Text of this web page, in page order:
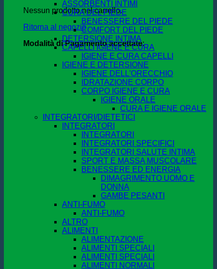
Nessun prodotto nel carrello.
Ritorna al negozio
Modalità di Pagamento accettate:
ASSORBENTI INTIMI
CURA DEL PIEDE
BENESSERE DEL PIEDE
COMFORT DEL PIEDE
DETERSIONE INTIMA
CAPELLI IGIENE E CURA
IGIENE E CURA CAPELLI
IGIENE E DETERSIONE
IGIENE DELL'ORECCHIO
IDRATAZIONE CORPO
CORPO IGIENE E CURA
IGIENE ORALE
CURA E IGIENE ORALE
INTEGRATORI/DIETETICI
INTEGRATORI
INTEGRATORI
INTEGRATORI SPECIFICI
INTEGRATORI SALUTE INTIMA
SPORT E MASSA MUSCOLARE
BENESSERE ED ENERGIA
DIMAGRIMENTO UOMO E
DONNA
GAMBE PESANTI
ANTI-FUMO
ANTI-FUMO
ALTRO
ALIMENTI
ALIMENTAZIONE
ALIMENTI SPECIALI
ALIMENTI SPECIALI
ALIMENTI NORMALI